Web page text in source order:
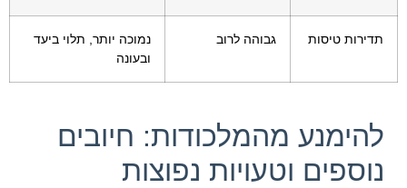
תדירות טיסות גבוהה לרוב
נמוכה יותר, תלוי ביעד
ובעונה
להימנע מהמלכודות: חיובים
נוספים וטעויות נפוצות